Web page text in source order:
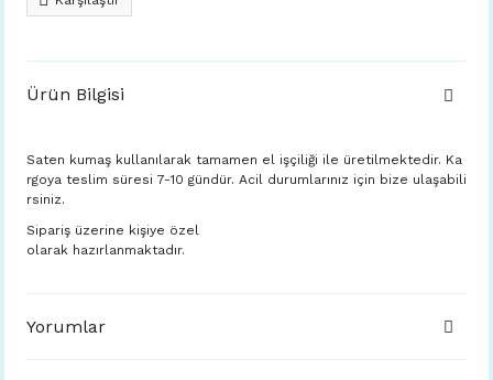
Ürün Bilgisi
Saten kumaş kullanılarak tamamen el işçiliği ile üretilmektedir. Ka
rgoya teslim süresi 7-10 gündür. Acil durumlarınız için bize ulaşabili
rsiniz.
Sipariş üzerine kişiye özel
olarak hazırlanmaktadır.
Yorumlar